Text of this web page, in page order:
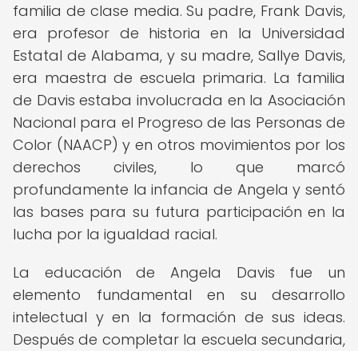
familia de clase media. Su padre, Frank Davis,
era profesor de historia en la Universidad
Estatal de Alabama, y su madre, Sallye Davis,
era maestra de escuela primaria. La familia
de Davis estaba involucrada en la Asociación
Nacional para el Progreso de las Personas de
Color (NAACP) y en otros movimientos por los
derechos civiles, lo que marcó
profundamente la infancia de Angela y sentó
las bases para su futura participación en la
lucha por la igualdad racial.
La educación de Angela Davis fue un
elemento fundamental en su desarrollo
intelectual y en la formación de sus ideas.
Después de completar la escuela secundaria,